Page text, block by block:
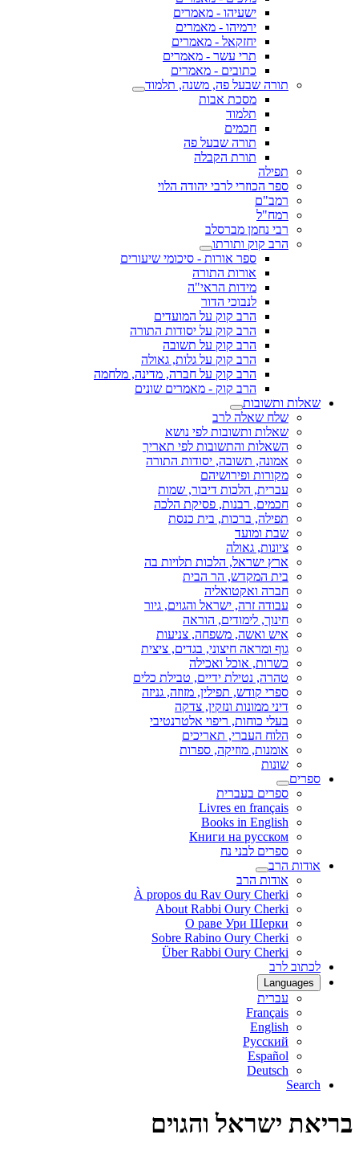
ישעיהו - מאמרים
ירמיהו - מאמרים
יחזקאל - מאמרים
תרי עשר - מאמרים
כתובים - מאמרים
תורה שבעל פה, משנה, תלמוד
מסכת אבות
תלמוד
חכמים
תורה שבעל פה
תורת הקבלה
תפילה
ספר הכוזרי לרבי יהודה הלוי
רמב"ם
רמח"ל
רבי נחמן מברסלב
הרב קוק ותורתו
ספר אורות - סיכומי שיעורים
אורות התורה
מידות הראי"ה
לנבוכי הדור
הרב קוק על המועדים
הרב קוק על יסודות התורה
הרב קוק על תשובה
הרב קוק על גלות, גאולה
הרב קוק על חברה, מדינה, מלחמה
הרב קוק - מאמרים שונים
שאלות ותשובות
שלח שאלה לרב
שאלות ותשובות לפי נושא
השאלות והתשובות לפי תאריך
אמונה, תשובה, יסודות התורה
מקורות ופירושיהם
עברית, הלכות דיבור, שמות
חכמים, רבנות, פסיקת הלכה
תפילה, ברכות, בית כנסת
שבת ומועד
ציונות, גאולה
ארץ ישראל, הלכות תלויות בה
בית המקדש, הר הבית
חברה ואקטואליה
עבודה זרה, ישראל והגוים, גיור
חינוך, לימודים, הוראה
איש ואשה, משפחה, צניעות
גוף ומראה חיצוני, בגדים, ציצית
כשרות, אוכל ואכילה
טהרה, נטילת ידיים, טבילת כלים
ספרי קודש, תפילין, מזוזה, גניזה
דיני ממונות ונזקין, צדקה
בעלי כוחות, ריפוי אלטרנטיבי
הלוח העברי, תאריכים
אומנות, מוזיקה, ספרות
שונות
ספרים
ספרים בעברית
Livres en français
Books in English
Книги на русском
ספרים לבני נח
אודות הרב
אודות הרב
À propos du Rav Oury Cherki
About Rabbi Oury Cherki
О раве Ури Шерки
Sobre Rabino Oury Cherki
Über Rabbi Oury Cherki
לכתוב לרב
Languages
עברית
Français
English
Русский
Español
Deutsch
Search
בריאת ישראל והגוים